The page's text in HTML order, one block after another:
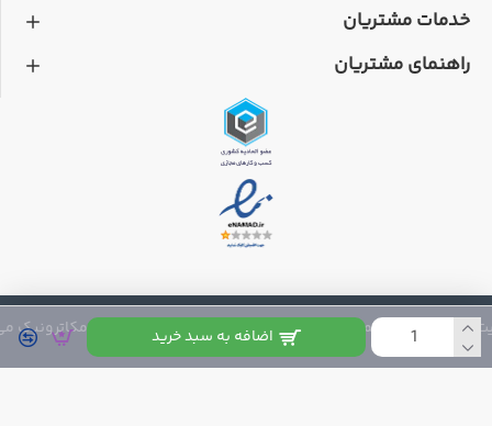
اضافه به سبد خرید
خدمات مشتریان
راهنمای مشتریان
فروشگاه مکاترونیک می باشد